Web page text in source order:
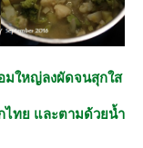
มใหญ่ลงผัดจนสุกใส
ไทย และตามด้วยน้ำ